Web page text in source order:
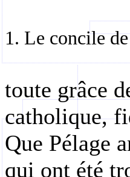
1. Le concile
toute grâce
catholique,
Que Pélage
qui ont été